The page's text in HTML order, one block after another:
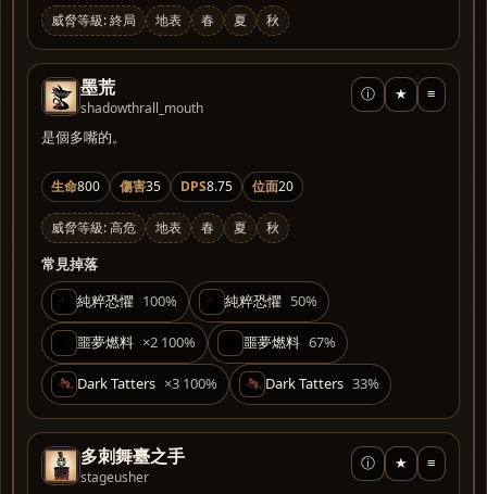
威脅等級: 終局 地表 春 夏 秋
墨荒
shadowthrall_mouth
ⓘ ★ ≡
是個多嘴的。
生命800 傷害35 DPS8.75 位面20
威脅等級: 高危 地表 春 夏 秋
常見掉落
純粹恐懼 100% 純粹恐懼 50%
噩夢燃料 ×2 100% 噩夢燃料 67%
Dark Tatters ×3 100% Dark Tatters 33%
多刺舞臺之手
stageusher
ⓘ ★ ≡